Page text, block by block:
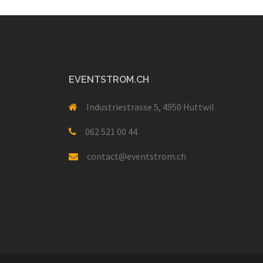
EVENTSTROM.CH
Industriestrasse 5, 4950 Huttwil
062 521 00 44
contact@eventstrom.ch